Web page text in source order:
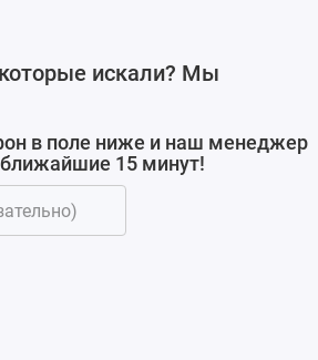
искали? Мы
в поле ниже и наш менеджер
15 минут!